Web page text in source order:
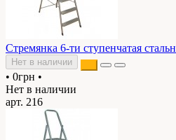
Стремянка 6-ти ступенчатая
Нет в наличии
• 0грн •
Нет в наличии
арт. 216